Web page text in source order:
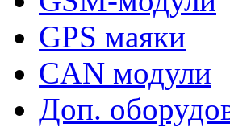
GPS маяки
CAN модули
Доп.